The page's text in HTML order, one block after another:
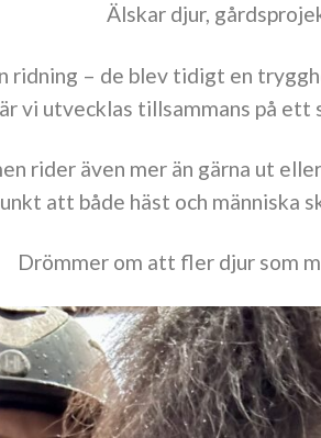
Älskar djur,
ridning – de blev tidigt en
vi utvecklas tillsammans på
rider även mer än gärna ut
att både häst och människa
Drömmer om att fler djur som